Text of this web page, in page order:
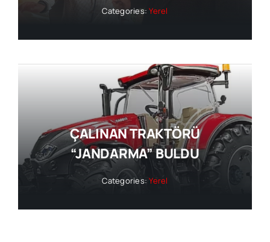
Categories:Yerel
ÇALINAN TRAKTÖRÜ
“JANDARMA” BULDU
Categories:Yerel